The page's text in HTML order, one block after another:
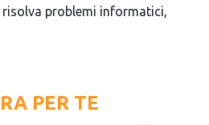
risolva problemi informatici,
PER TE